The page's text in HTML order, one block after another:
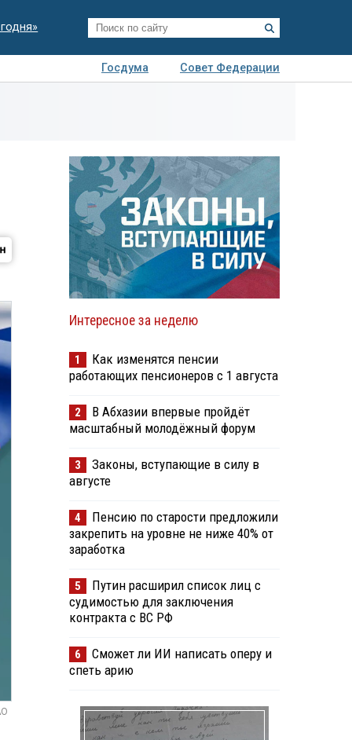
Госдума
Совет Федерации
Интересное за неделю
1
Как изменятся пенсии
работающих пенсионеров с 1 августа
2
В Абхазии впервые пройдёт
масштабный молодёжный форум
3
Законы, вступающие в силу в
августе
4
Пенсию по старости предложили
закрепить на уровне не ниже 40% от
заработка
5
Путин расширил список лиц с
судимостью для заключения
контракта с ВС РФ
6
Сможет ли ИИ написать оперу и
спеть арию